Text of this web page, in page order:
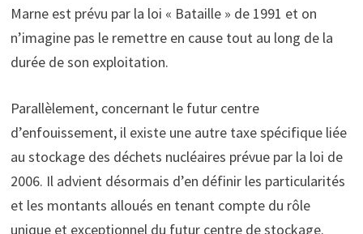
Marne est prévu par la loi « Bataille » de 1991 et on
n’imagine pas le remettre en cause tout au long de la
durée de son exploitation.
Parallèlement, concernant le futur centre
d’enfouissement, il existe une autre taxe spécifique liée
au stockage des déchets nucléaires prévue par la loi de
2006. Il advient désormais d’en définir les particularités
et les montants alloués en tenant compte du rôle
unique et exceptionnel du futur centre de stockage.